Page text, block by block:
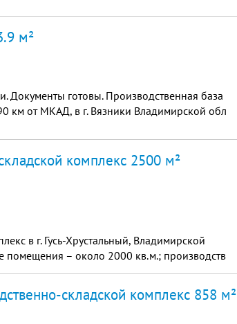
м²
Документы готовы. Производственная база
км от МКАД, в г. Вязники Владимирской обл
комплекс 2500 м²
в г. Гусь-Хрустальный, Владимирской
помещения – около 2000 кв.м.; производств
складской комплекс 858 м²